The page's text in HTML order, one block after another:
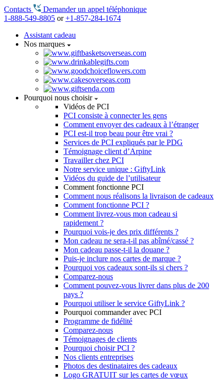
Contacts
Demander un appel téléphonique
1-888-549-8805 or+1-857-284-1674
Assistant cadeau
Nos marques
Pourquoi nous choisir
Vidéos de PCI
PCI consiste à connecter les gens
Comment envoyer des cadeaux à l’étranger
PCI est-il trop beau pour être vrai ?
Services de PCI expliqués par le PDG
Témoignage client d’Arpine
Travailler chez PCI
Notre service unique : GiftyLink
Vidéos du guide de l’utilisateur
Comment fonctionne PCI
Comment nous réalisons la livraison de cadeaux
Comment fonctionne PCI ?
Comment livrez-vous mon cadeau si
rapidement ?
Pourquoi vois-je des prix différents ?
Mon cadeau ne sera-t-il pas abîmé/cassé ?
Mon cadeau passe-t-il la douane ?
Puis-je inclure nos cartes de marque ?
Pourquoi vos cadeaux sont-ils si chers ?
Comparez-nous
Comment pouvez-vous livrer dans plus de 200
pays ?
Pourquoi utiliser le service GiftyLink ?
Pourquoi commander avec PCI
Programme de fidélité
Comparez-nous
Témoignages de clients
Pourquoi choisir PCI ?
Nos clients entreprises
Photos des destinataires des cadeaux
Logo GRATUIT sur les cartes de vœux